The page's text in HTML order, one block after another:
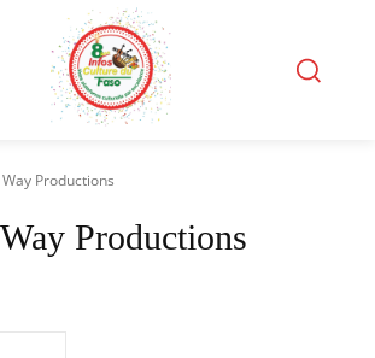
Productions
Productions